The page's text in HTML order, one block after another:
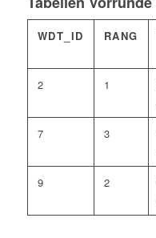
WDT_ID RANG
2 1
7 3
9 2